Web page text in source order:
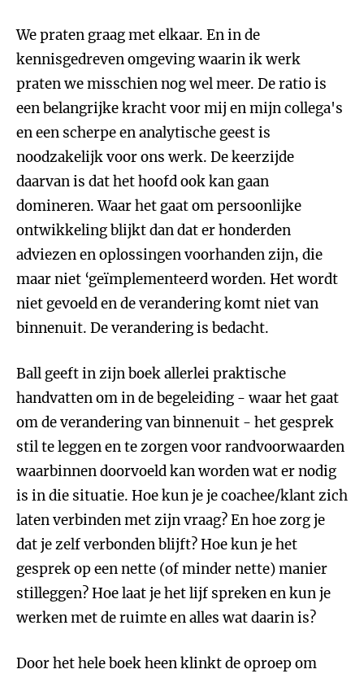
We praten graag met elkaar. En in de
kennisgedreven omgeving waarin ik werk
praten we misschien nog wel meer. De ratio is
een belangrijke kracht voor mij en mijn collega's
en een scherpe en analytische geest is
noodzakelijk voor ons werk. De keerzijde
daarvan is dat het hoofd ook kan gaan
domineren. Waar het gaat om persoonlijke
ontwikkeling blijkt dan dat er honderden
adviezen en oplossingen voorhanden zijn, die
maar niet ‘geïmplementeerd worden. Het wordt
niet gevoeld en de verandering komt niet van
binnenuit. De verandering is bedacht.
Ball geeft in zijn boek allerlei praktische
handvatten om in de begeleiding - waar het gaat
om de verandering van binnenuit - het gesprek
stil te leggen en te zorgen voor randvoorwaarden
waarbinnen doorvoeld kan worden wat er nodig
is in die situatie. Hoe kun je je coachee/klant zich
laten verbinden met zijn vraag? En hoe zorg je
dat je zelf verbonden blijft? Hoe kun je het
gesprek op een nette (of minder nette) manier
stilleggen? Hoe laat je het lijf spreken en kun je
werken met de ruimte en alles wat daarin is?
Door het hele boek heen klinkt de oproep om